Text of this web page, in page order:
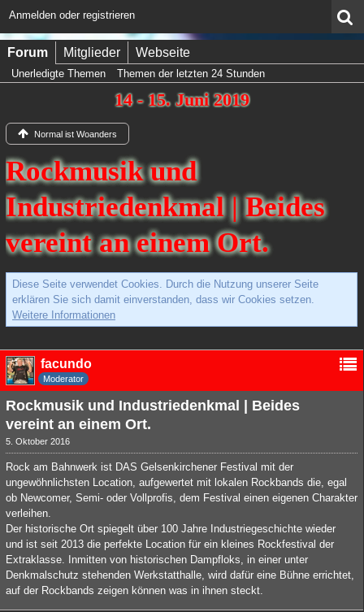
Anmelden oder registrieren
Forum Mitglieder Webseite
Unerledigte Themen Themen der letzten 24 Stunden
14 - 15. Juni 2019
Normal ist Woanders
Rockmusik und
Industriedenkmal | Beides
vereint an einem Ort.
Diese Seite verwendet Cookies. Durch die Nutzung unserer Seite
erklären Sie sich damit einverstanden, dass wir Cookies setzen.
Weitere Informationen
facundo
Moderator
Rockmusik und Industriedenkmal | Beides
vereint an einem Ort.
5. Oktober 2016
Rock am Bahnwerk ist DAS Gelsenkirchener Festival mit der
ungewöhnlichsten Location, aufgewertet mit lokalen Rockbands die, egal
ob Newcomer, Semi- oder Vollprofis, dem Festival einen eigenen Charakter
verleihen.
Der historische Ort spiegelt über 100 Jahre Industriegeschichte wieder
und ist seit 2013 die perfekte Location für ein kleines Rockfestival der
Extraklasse. Inmitten von historischen Dampfloks, in einer unter
Denkmalschutz stehenden Werkstatthalle, wird dafür eine Bühne errichtet,
auf der Rockbands zeigen können was in ihnen steckt.